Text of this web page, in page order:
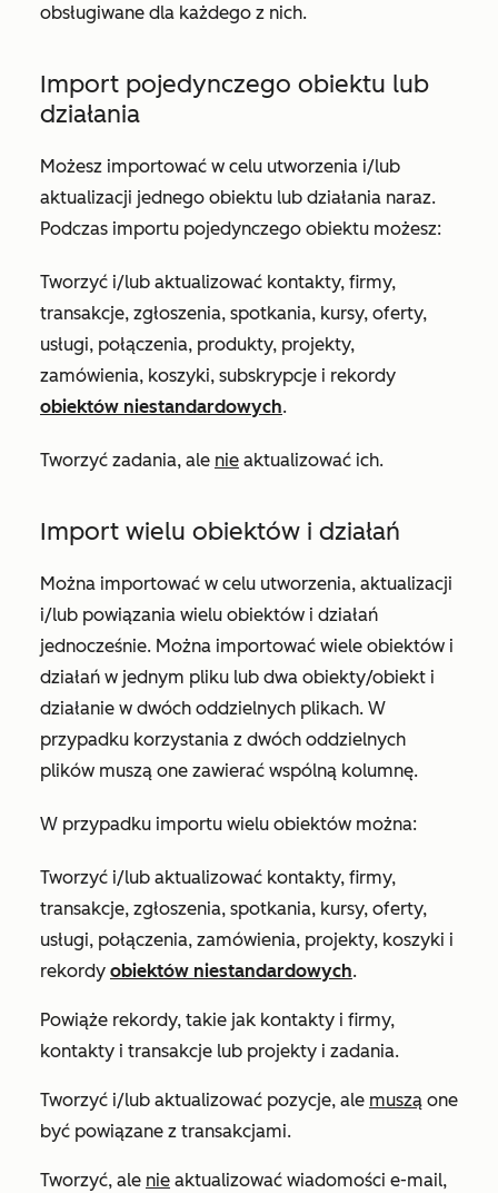
obsługiwane dla każdego z nich.
Import pojedynczego obiektu lub
działania
Możesz importować w celu utworzenia i/lub
aktualizacji jednego obiektu lub działania naraz.
Podczas importu pojedynczego obiektu możesz:
Tworzyć i/lub aktualizować kontakty, firmy,
transakcje, zgłoszenia, spotkania, kursy, oferty,
usługi, połączenia, produkty, projekty,
zamówienia, koszyki, subskrypcje i rekordy
obiektów niestandardowych.
Tworzyć zadania, ale nie aktualizować ich.
Import wielu obiektów i działań
Można importować w celu utworzenia, aktualizacji
i/lub powiązania wielu obiektów i działań
jednocześnie. Można importować wiele obiektów i
działań w jednym pliku lub dwa obiekty/obiekt i
działanie w dwóch oddzielnych plikach. W
przypadku korzystania z dwóch oddzielnych
plików muszą one zawierać wspólną kolumnę.
W przypadku importu wielu obiektów można:
Tworzyć i/lub aktualizować kontakty, firmy,
transakcje, zgłoszenia, spotkania, kursy, oferty,
usługi, połączenia, zamówienia, projekty, koszyki i
rekordy obiektów niestandardowych.
Powiąże rekordy, takie jak kontakty i firmy,
kontakty i transakcje lub projekty i zadania.
Tworzyć i/lub aktualizować pozycje, ale muszą one
być powiązane z transakcjami.
Tworzyć, ale nie aktualizować wiadomości e-mail,